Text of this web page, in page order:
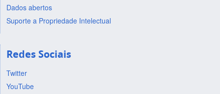
Dados abertos
Suporte a Propriedade Intelectual
Redes Sociais
Twitter
YouTube